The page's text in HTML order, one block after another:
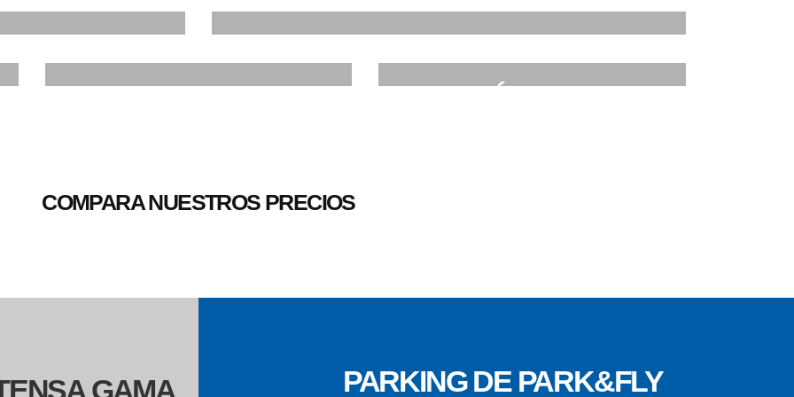
LIMPIA TU
VUELA REVISIÓN
COMPARA NUESTROS PRECIOS
GAMA
PARKING DE PARK&FLY